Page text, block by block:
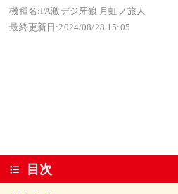
機種名:PA激デジ牙狼 月虹ノ旅人
最終更新日:2024/08/28 15:05
目次